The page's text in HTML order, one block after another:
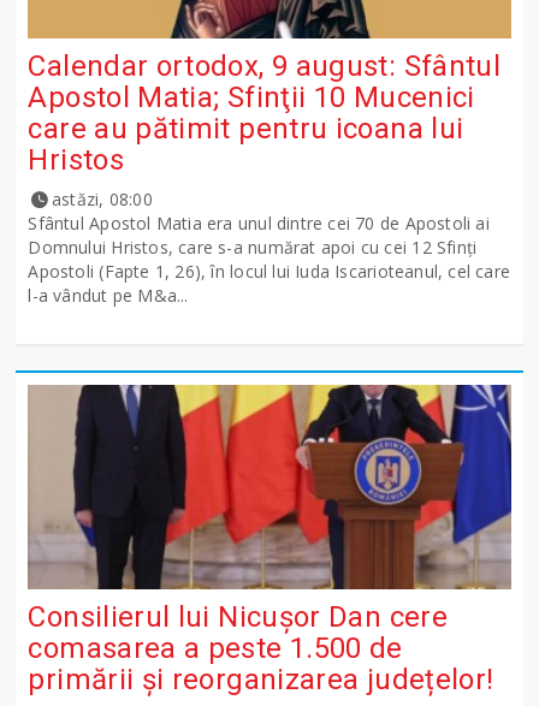
Calendar ortodox, 9 august: Sfântul
Apostol Matia; Sfinţii 10 Mucenici
care au pătimit pentru icoana lui
Hristos
astăzi, 08:00
Sfântul Apostol Matia era unul dintre cei 70 de Apostoli ai
Domnului Hristos, care s-a numărat apoi cu cei 12 Sfinţi
Apostoli (Fapte 1, 26), în locul lui Iuda Iscarioteanul, cel care
l-a vândut pe M&a...
Consilierul lui Nicușor Dan cere
comasarea a peste 1.500 de
primării și reorganizarea județelor!